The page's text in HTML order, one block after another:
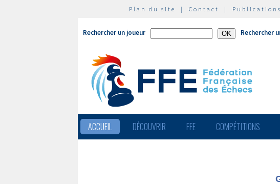
Plan du site | Contact | Publications
Rechercher un joueur Rechercher
ACCUEIL DÉCOUVRIR FFE COMPÉTITIONS